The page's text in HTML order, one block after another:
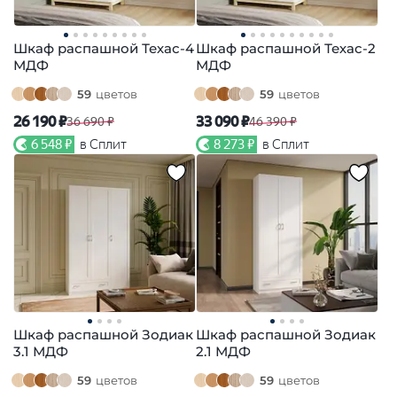
Шкаф распашной Техас-4
МДФ
59 цветов
26 190 ₽36 690 ₽
6 548 ₽ в Сплит
Шкаф распашной Техас-2
МДФ
59 цветов
33 090 ₽46 390 ₽
8 273 ₽ в Сплит
Шкаф распашной Зодиак
3.1 МДФ
59 цветов
Шкаф распашной Зодиак
2.1 МДФ
59 цветов